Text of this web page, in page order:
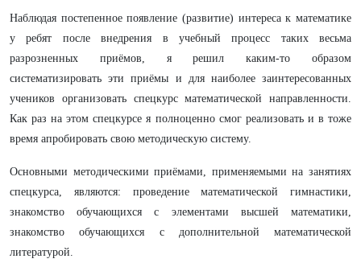
Наблюдая постепенное появление (развитие) интереса к математике
у ребят после внедрения в учебный процесс таких весьма
разрозненных приёмов, я решил каким-то образом
систематизировать эти приёмы и для наиболее заинтересованных
учеников организовать спецкурс математической направленности.
Как раз на этом спецкурсе я полноценно смог реализовать и в тоже
время апробировать свою методическую систему.
Основными методическими приёмами, применяемыми на занятиях
спецкурса, являются: проведение математической гимнастики,
знакомство обучающихся с элементами высшей математики,
знакомство обучающихся с дополнительной математической
литературой.